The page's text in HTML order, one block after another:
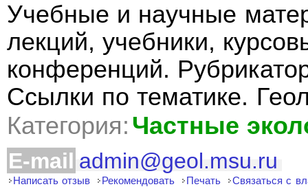
Учебные и научные
лекций, учебники,
конференций.
Ссылки по тематике.
Категория: Частные
E-mail admin@geol.msu.ru
Написать отзыв Рекомендовать Печать Связаться с